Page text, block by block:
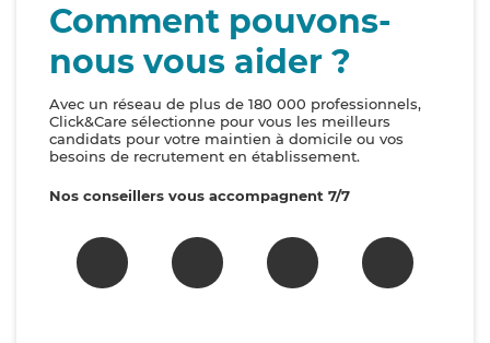
Comment pouvons-
nous vous aider ?
Avec un réseau de plus de 180 000 professionnels,
Click&Care sélectionne pour vous les meilleurs
candidats pour votre maintien à domicile ou vos
besoins de recrutement en établissement.
Nos conseillers vous accompagnent 7/7